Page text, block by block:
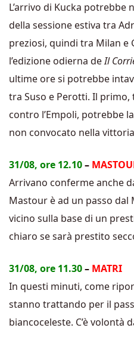
L’arrivo di Kucka potrebbe
della sessione estiva tra
preziosi, quindi tra Milan e
l’edizione odierna deIl
ultime ore si potrebbe
tra Suso e Perotti. Il
contro l’Empoli, potrebbe
non convocato nella
31/08, ore 12.10–
Arrivano conferme anche
Mastour è ad un passo dal
vicino sulla base di un
chiaro se sarà prestito
31/08, ore 11.30– MATRI
In questi minuti, come
stanno trattando per il
biancoceleste. C’è volontà